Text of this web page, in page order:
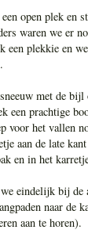
open plek en
waren we er
een plekkie en
met de
een prachtige
voor het vallen
aan de late
en in het
eindelijk bij de
naar de
aan te horen).